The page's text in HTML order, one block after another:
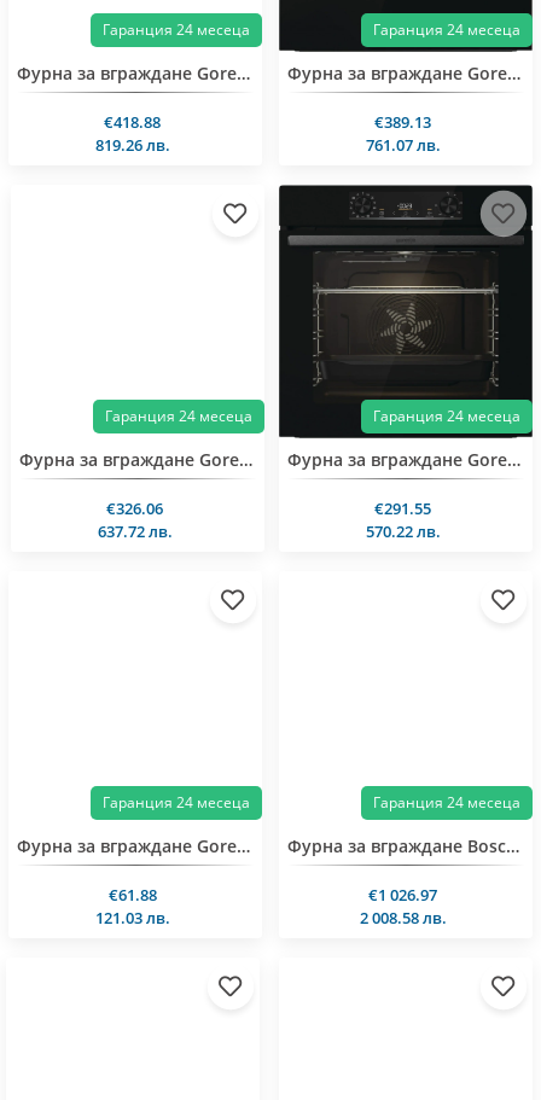
Гаранция 24 месеца
Фурна за вграждане Gorenje BPS6737E04DBG
€418.88
819.26 лв.
Гаранция 24 месеца
Фурна за вграждане Gorenje BOS6747A05DG
€389.13
761.07 лв.
Гаранция 24 месеца
Фурна за вграждане Gorenje BOS6737E06FBG
€326.06
637.72 лв.
Гаранция 24 месеца
Фурна за вграждане Gorenje BO6737E02BG
€291.55
570.22 лв.
Гаранция 24 месеца
Фурна за вграждане Gorenje BOP6373E28EBG
€61.88
121.03 лв.
Гаранция 24 месеца
Фурна за вграждане Bosch HBG7741B1
€1 026.97
2 008.58 лв.